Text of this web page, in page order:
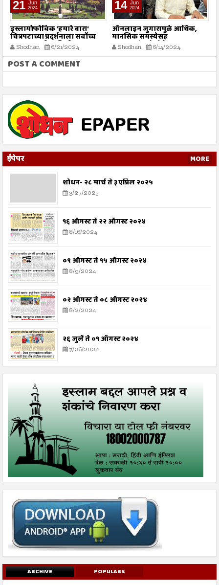
21 Jun
2024
इस्लामोफोबिक ‘हमारे बारा’
चित्रपटाच्या प्रदर्शनाला सर्वोच्च
न्यायालयाची स्थगिती
Shodhan 6/21/2024
14 Jun
2024
ऑनलाइन जुगारामुळे आर्थिक,
मानसिक समस्येसह
आत्महत्यांमध्ये होतेय वाढ
Shodhan 6/14/2024
POST A COMMENT
ईपेपर MORE
शोधन- २८ मार्च ते ३ एप्रिल २०२५
3/27/2025
१६ ऑगस्ट ते २२ ऑगस्ट २०२४
8/16/2024
०९ ऑगस्ट ते १५ ऑगस्ट २०२४
8/9/2024
०२ ऑगस्ट ते ०८ ऑगस्ट २०२४
8/2/2024
२६ जुलै ते ०१ ऑगस्ट २०२४
7/26/2024
ARCHIVE POPULARS